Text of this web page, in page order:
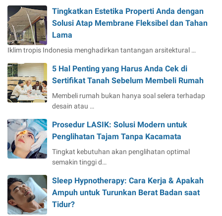
Tingkatkan Estetika Properti Anda dengan
Solusi Atap Membrane Fleksibel dan Tahan
Lama
Iklim tropis Indonesia menghadirkan tantangan arsitektural …
5 Hal Penting yang Harus Anda Cek di
Sertifikat Tanah Sebelum Membeli Rumah
Membeli rumah bukan hanya soal selera terhadap
desain atau …
Prosedur LASIK: Solusi Modern untuk
Penglihatan Tajam Tanpa Kacamata
Tingkat kebutuhan akan penglihatan optimal
semakin tinggi d…
Sleep Hypnotherapy: Cara Kerja & Apakah
Ampuh untuk Turunkan Berat Badan saat
Tidur?